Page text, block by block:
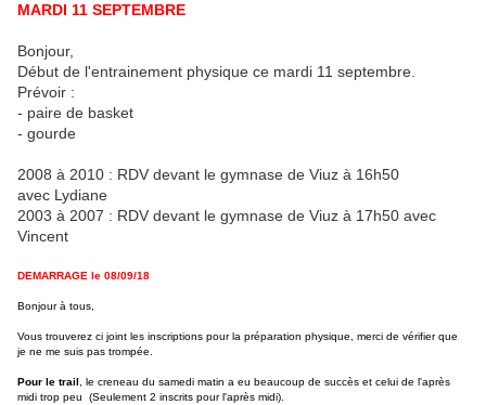
MARDI 11 SEPTEMBRE
Bonjour,
Début de l'entrainement physique ce mardi 11 septembre.
Prévoir :
- paire de basket
- gourde
2008 à 2010 : RDV devant le gymnase de Viuz à 16h50
avec Lydiane
2003 à 2007 : RDV devant le gymnase de Viuz à 17h50 avec
Vincent
DEMARRAGE le 08/09/18
Bonjour à tous,
Vous trouverez ci joint les inscriptions pour la préparation physique, merci de vérifier que
je ne me suis pas trompée.
Pour le trail , le creneau du samedi matin a eu beaucoup de succès et celui de l'après
midi trop peu (Seulement 2 inscrits pour l'après midi).